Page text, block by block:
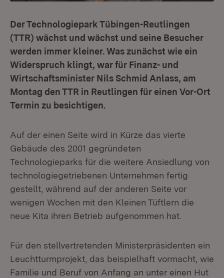
Der Technologiepark Tübingen-Reutlingen
(TTR) wächst und wächst und seine Besucher
werden immer kleiner. Was zunächst wie ein
Widerspruch klingt, war für Finanz- und
Wirtschaftsminister Nils Schmid Anlass, am
Montag den TTR in Reutlingen für einen Vor-Ort
Termin zu besichtigen.
Auf der einen Seite wird in Kürze das vierte
Gebäude des 2001 gegründeten
Technologieparks für die weitere Ansiedlung von
technologiegetriebenen Unternehmen fertig
gestellt, während auf der anderen Seite vor
wenigen Wochen mit den Kleinen Tüftlern die
neue Kita ihren Betrieb aufgenommen hat.
Für den stellvertretenden Ministerpräsidenten ein
Leuchtturmprojekt, das beispielhaft vormacht, wie
Familie und Beruf von Anfang an unter einen Hut